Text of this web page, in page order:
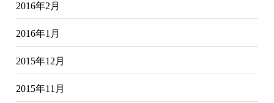
2016年2月
2016年1月
2015年12月
2015年11月